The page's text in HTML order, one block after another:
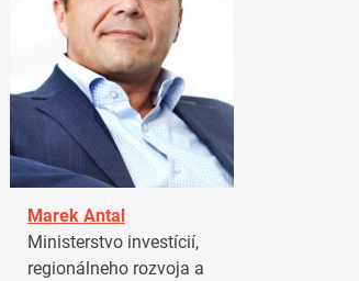
Marek Antal
Ministerstvo investícií,
regionálneho rozvoja a